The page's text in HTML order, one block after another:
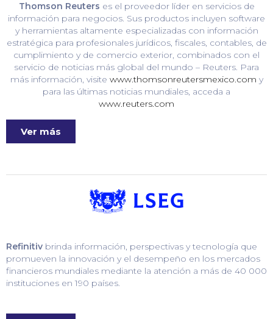
Thomson Reuters es el proveedor líder en servicios de
información para negocios. Sus productos incluyen software
y herramientas altamente especializadas con información
estratégica para profesionales jurídicos, fiscales, contables, de
cumplimiento y de comercio exterior, combinados con el
servicio de noticias más global del mundo – Reuters. Para
más información, visite www.thomsonreutersmexico.com y
para las últimas noticias mundiales, acceda a
www.reuters.com
Ver más
Refinitiv brinda información, perspectivas y tecnología que
promueven la innovación y el desempeño en los mercados
financieros mundiales mediante la atención a más de 40 000
instituciones en 190 países.